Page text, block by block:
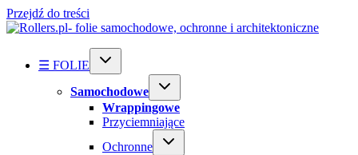
Przejdź do treści
☰ FOLIE
Samochodowe
Wrappingowe
Przyciemniające
Ochronne